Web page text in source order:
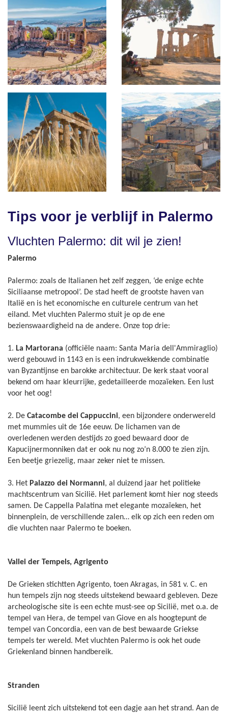
Tips voor je verblijf in Palermo
Vluchten Palermo: dit wil je zien!
Palermo
Palermo: zoals de Italianen het zelf zeggen, ‘de enige echte
Siciliaanse metropool’. De stad heeft de grootste haven van
Italië en is het economische en culturele centrum van het
eiland. Met vluchten Palermo stuit je op de ene
bezienswaardigheid na de andere. Onze top drie:
1. La Martorana (officiële naam: Santa Maria dell'Ammiraglio)
werd gebouwd in 1143 en is een indrukwekkende combinatie
van Byzantijnse en barokke architectuur. De kerk staat vooral
bekend om haar kleurrijke, gedetailleerde mozaïeken. Een lust
voor het oog!
2. De Catacombe dei Cappuccini, een bijzondere onderwereld
met mummies uit de 16e eeuw. De lichamen van de
overledenen werden destijds zo goed bewaard door de
Kapucijnermonniken dat er ook nu nog zo’n 8.000 te zien zijn.
Een beetje griezelig, maar zeker niet te missen.
3. Het Palazzo dei Normanni, al duizend jaar het politieke
machtscentrum van Sicilië. Het parlement komt hier nog steeds
samen. De Cappella Palatina met elegante mozaïeken, het
binnenplein, de verschillende zalen… elk op zich een reden om
die vluchten naar Palermo te boeken.
Vallei der Tempels, Agrigento
De Grieken stichtten Agrigento, toen Akragas, in 581 v. C. en
hun tempels zijn nog steeds uitstekend bewaard gebleven. Deze
archeologische site is een echte must-see op Sicilië, met o.a. de
tempel van Hera, de tempel van Giove en als hoogtepunt de
tempel van Concordia, een van de best bewaarde Griekse
tempels ter wereld. Met vluchten Palermo is ook het oude
Griekenland binnen handbereik.
Stranden
Sicilië leent zich uitstekend tot een dagje aan het strand. Aan de